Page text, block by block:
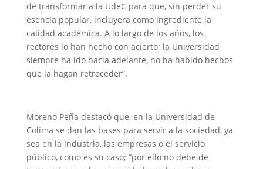
de transformar a la UdeC para que, sin perder su
esencia popular, incluyera como ingrediente la
calidad académica. A lo largo de los años, los
rectores lo han hecho con acierto; la Universidad
siempre ha ido hacia adelante, no ha habido hechos
que la hagan retroceder”.
Moreno Peña destacó que, en la Universidad de
Colima se dan las bases para servir a la sociedad, ya
sea en la industria, las empresas o el servicio
público, como es su caso; “por ello no debe de